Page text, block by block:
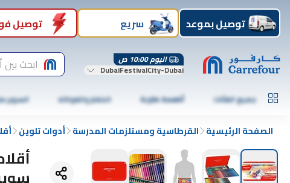
توصيل بموعد سريع توصيل
اليوم 10:00 ص
DubaiFestivalCity-Dubai ابحث
جميع الفئات أطعمة طازجة الخضار والفواكه السوبر
الصفحة الرئيسية القرطاسية ومستلزمات المدرسة أدوات تلوين